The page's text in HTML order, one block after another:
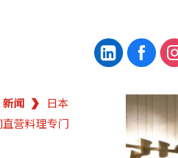
新闻
日本
营料理专门